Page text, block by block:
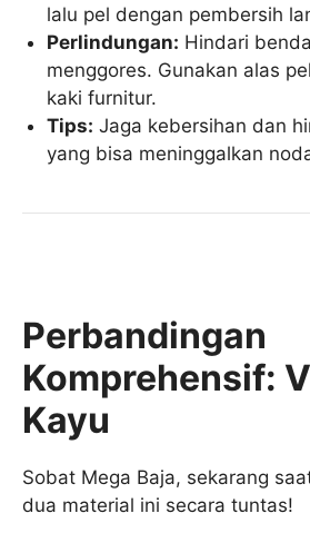
lalu pel dengan pembersih
Perlindungan: Hindari
menggores. Gunakan alas
kaki furnitur.
Tips: Jaga kebersihan dan
yang bisa meninggalkan
Perbandingan
Komprehensif:
Kayu
Sobat Mega Baja, sekarang
dua material ini secara tuntas!